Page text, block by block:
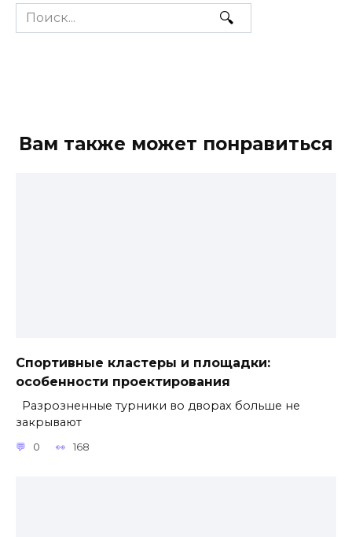
Search
for:
Вам также может понравиться
Спортивные кластеры и площадки:
особенности проектирования
Разрозненные турники во дворах больше не
закрывают
0 168